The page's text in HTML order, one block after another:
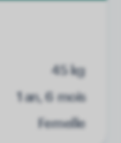
45 kg
1 an, 6 mois
Femelle